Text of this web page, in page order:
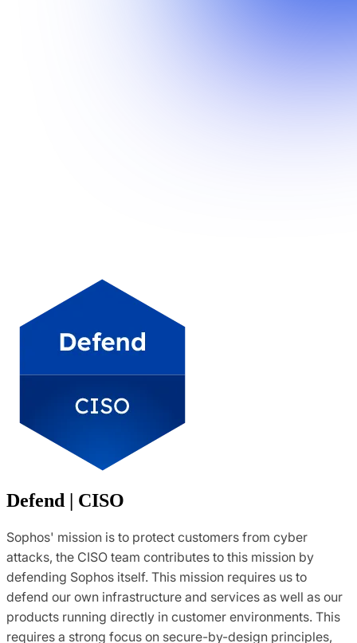
Defend | CISO
Sophos' mission is to protect customers from cyber
attacks, the CISO team contributes to this mission by
defending Sophos itself. This mission requires us to
defend our own infrastructure and services as well as our
products running directly in customer environments. This
requires a strong focus on secure-by-design principles,